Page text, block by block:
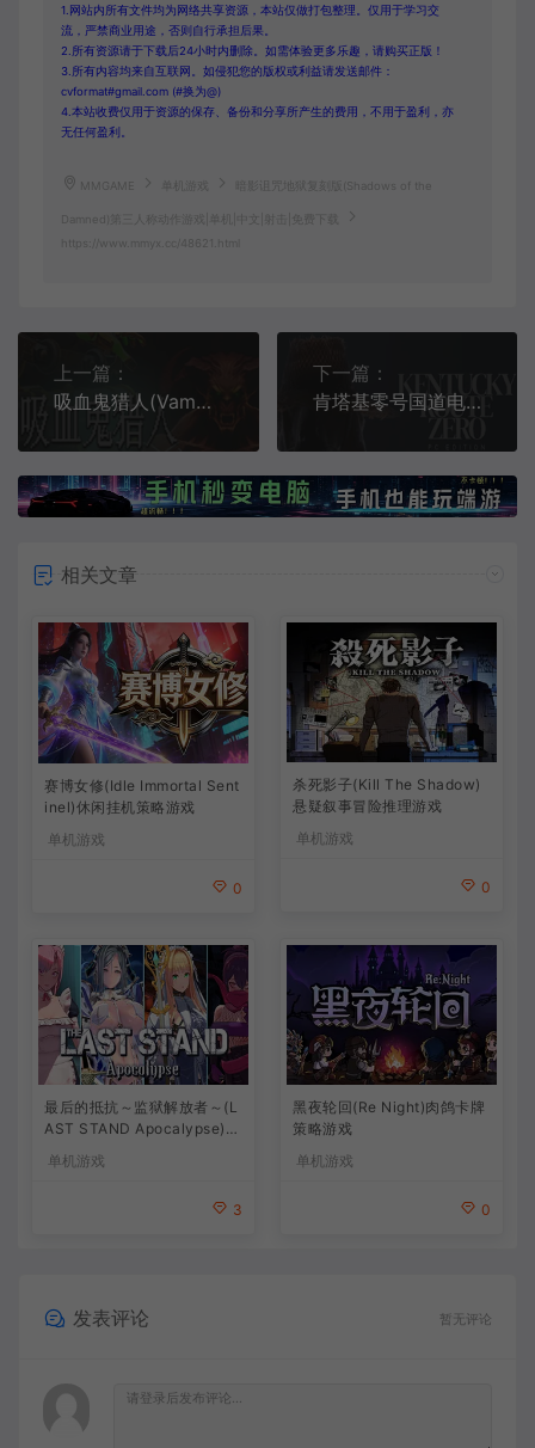
1.网站内所有文件均为网络共享资源，本站仅做打包整理。仅用于学习交
流，严禁商业用途，否则自行承担后果。
2.所有资源请于下载后24小时内删除。如需体验更多乐趣，请购买正版！
3.所有内容均来自互联网。如侵犯您的版权或利益请发送邮件：
cvformat#gmail.com (#换为@)
4.本站收费仅用于资源的保存、备份和分享所产生的费用，不用于盈利，亦
无任何盈利。
MMGAME 暗影诅咒地狱复刻版(Shadows of the
Damned)第三人称动作游戏|单机|中文|射击|免费下载
https://www.mmyx.cc/48621.html
上一篇：
吸血鬼猎人(Vampire Hunters)第一人称射击幸存者游戏|下载
下一篇：
肯塔基零号国道电脑版(Kentucky Route Zero)魔幻现实主义冒险游戏|单机|中文|解谜|免费下载
相关文章
赛博女修(Idle Immortal Sent
inel)休闲挂机策略游戏
单机游戏
0
杀死影子(Kill The Shadow)
悬疑叙事冒险推理游戏
单机游戏
0
最后的抵抗～监狱解放者～(L
AST STAND Apocalypse)卡
单机游戏
3
黑夜轮回(Re Night)肉鸽卡牌
策略游戏
单机游戏
0
发表评论 暂无评论